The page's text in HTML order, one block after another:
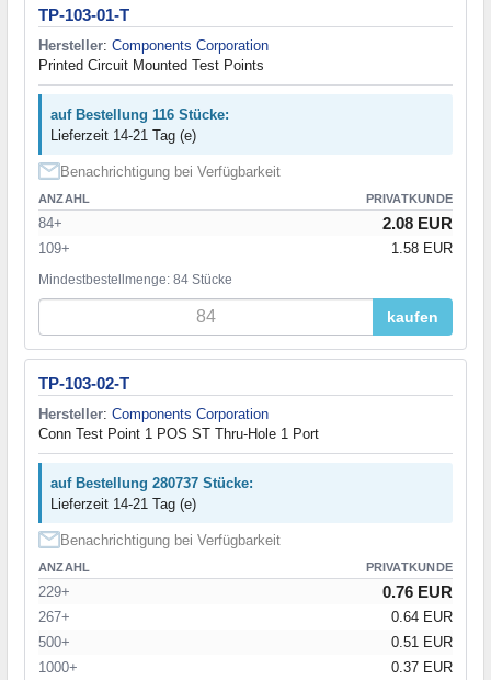
TP-103-01-T
Hersteller: Components Corporation
Printed Circuit Mounted Test Points
auf Bestellung 116 Stücke:
Lieferzeit 14-21 Tag (e)
Benachrichtigung bei Verfügbarkeit
ANZAHL PRIVATKUNDE
84+ 2.08 EUR
109+ 1.58 EUR
Mindestbestellmenge: 84 Stücke
kaufen
TP-103-02-T
Hersteller: Components Corporation
Conn Test Point 1 POS ST Thru-Hole 1 Port
auf Bestellung 280737 Stücke:
Lieferzeit 14-21 Tag (e)
Benachrichtigung bei Verfügbarkeit
ANZAHL PRIVATKUNDE
229+ 0.76 EUR
267+
0.64 EUR
500+
0.51 EUR
1000+
0.37 EUR